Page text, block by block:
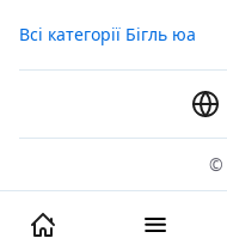
Всі категорії Бігль юа
©